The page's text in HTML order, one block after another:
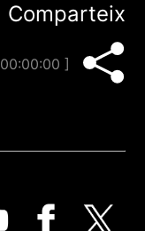
Comparteix
00:00:00 ]